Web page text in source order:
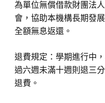
為單位無償借款財團法
會，協助本機構長期發
全額無息返還。
退費規定：學期進行中
過六週未滿十週則退三
退費。